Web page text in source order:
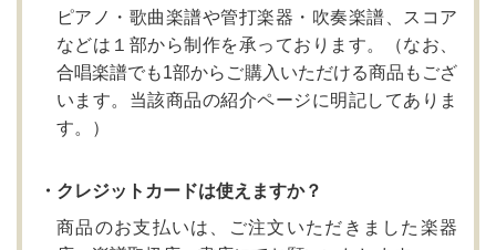
ピアノ・歌曲楽譜や管打楽器・吹奏楽譜、スコア
などは１部から制作を承っております。（なお、
合唱楽譜でも1部からご購入いただける商品もござ
います。当該商品の紹介ページに明記してありま
す。）
・クレジットカードは使えますか？
商品のお支払いは、ご注文いただきました楽器